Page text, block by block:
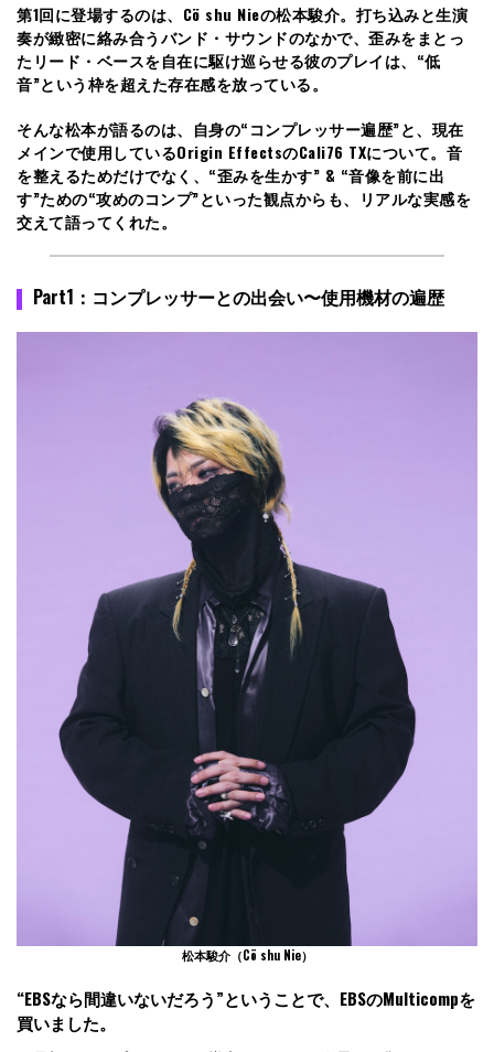
第1回に登場するのは、Cö shu Nieの松本駿介。打ち込みと生演
奏が緻密に絡み合うバンド・サウンドのなかで、歪みをまとっ
たリード・ベースを自在に駆け巡らせる彼のプレイは、“低
音”という枠を超えた存在感を放っている。
そんな松本が語るのは、自身の“コンプレッサー遍歴”と、現在
メインで使用しているOrigin EffectsのCali76 TXについて。音
を整えるためだけでなく、“歪みを生かす” & “音像を前に出
す”ための“攻めのコンプ”といった観点からも、リアルな実感を
交えて語ってくれた。
Part1：コンプレッサーとの出会い〜使用機材の遍歴
松本駿介（Cö shu Nie）
“EBSなら間違いないだろう”ということで、EBSのMulticompを
買いました。